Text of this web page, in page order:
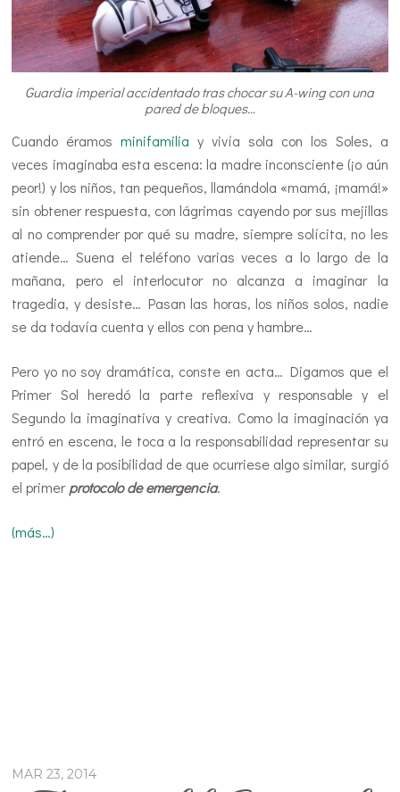
Guardia imperial accidentado tras chocar su A-wing con una
pared de bloques…
Cuando éramosminifamilia y vivía sola con los Soles, a
veces imaginaba esta escena: la madre inconsciente (¡o aún
peor!) y los niños, tan pequeños, llamándola «mamá, ¡mamá!»
sin obtener respuesta, con lágrimas cayendo por sus mejillas
al no comprender por qué su madre, siempre solícita, no les
atiende… Suena el teléfono varias veces a lo largo de la
mañana, pero el interlocutor no alcanza a imaginar la
tragedia, y desiste… Pasan las horas, los niños solos, nadie
se da todavía cuenta y ellos con pena y hambre…
Pero yo no soy dramática, conste en acta… Digamos que el
Primer Sol heredó la parte reflexiva y responsable y el
Segundo la imaginativa y creativa. Como la imaginación ya
entró en escena, le toca a la responsabilidad representar su
papel, y de la posibilidad de que ocurriese algo similar, surgió
el primerprotocolo de emergencia.
(más…)
MAR 23, 2014